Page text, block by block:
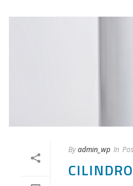
Byadmin_wp In